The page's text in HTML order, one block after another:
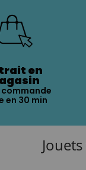
en
en 30 min